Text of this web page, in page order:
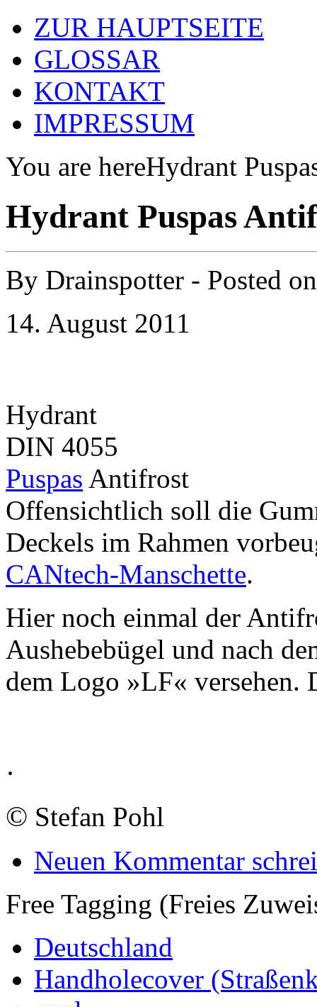
ZUR HAUPTSEITE
GLOSSAR
KONTAKT
IMPRESSUM
You are hereHydrant
Hydrant Puspas
By Drainspotter - Posted
14. August 2011
Hydrant
DIN 4055
Puspas Antifrost
Offensichtlich soll die
Deckels im Rahmen
CANtech-Manschette.
Hier noch einmal der
Aushebebügel und nach
dem Logo »LF«
·
© Stefan Pohl
Neuen Kommentar
Free Tagging (Freies
Deutschland
Handholecover